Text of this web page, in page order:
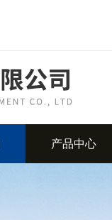
产品中心